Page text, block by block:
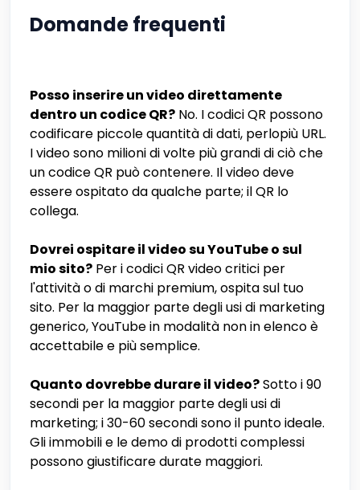
Domande frequenti
Posso inserire un video direttamente
dentro un codice QR? No. I codici QR possono
codificare piccole quantità di dati, perlopiù URL.
I video sono milioni di volte più grandi di ciò che
un codice QR può contenere. Il video deve
essere ospitato da qualche parte; il QR lo
collega.
Dovrei ospitare il video su YouTube o sul
mio sito? Per i codici QR video critici per
l'attività o di marchi premium, ospita sul tuo
sito. Per la maggior parte degli usi di marketing
generico, YouTube in modalità non in elenco è
accettabile e più semplice.
Quanto dovrebbe durare il video?Sotto i 90
secondi per la maggior parte degli usi di
marketing; i 30-60 secondi sono il punto ideale.
Gli immobili e le demo di prodotti complessi
possono giustificare durate maggiori.